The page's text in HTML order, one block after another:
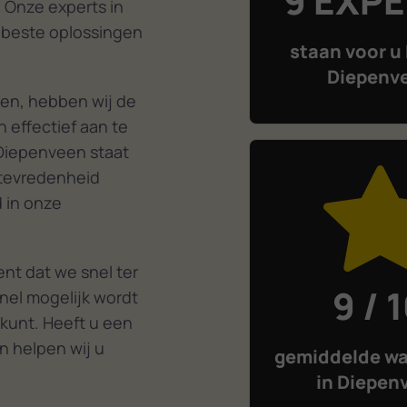
Alle lof voor Diederik en
experts in
oplossingen
hebben wij de
effectief aan te
staat
in onze
dat we snel ter
mogelijk wordt
Heeft u een
helpen wij u
staan voor u
9 /
gemiddelde
in